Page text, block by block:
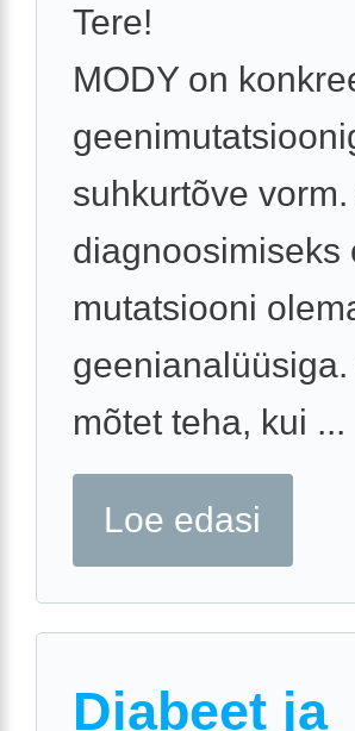
Tere!
MODY on
suhkurtõve
diagnoosimiseks
mutatsiooni
mõtet teha, kui ...
Loe edasi
Diabeet ja